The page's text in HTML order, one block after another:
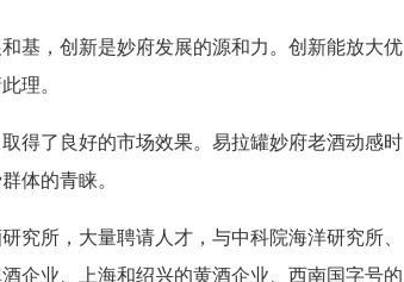
，创新是妙府发展的源和力。创新能放大优
理。
了良好的市场效果。易拉罐妙府老酒动感时
体的青睐。
所，大量聘请人才，与中科院海洋研究所、
企业、上海和绍兴的黄酒企业、西南国字号的